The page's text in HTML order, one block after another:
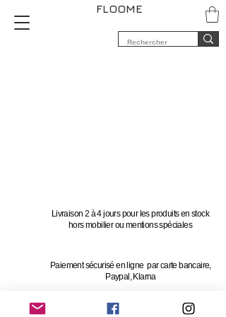
FLOOME
Livraison 2 à 4 jours pour les produits en stock
hors mobilier ou mentions spéciales
Paiement sécurisé en ligne par carte bancaire,
Paypal, Klarna
Vous avez 14 jours pour changer d'avis